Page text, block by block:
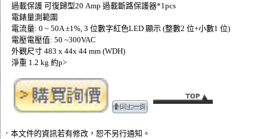
過載保護 可復歸型20 Amp 過載斷路保護器*1pcs
電錶量測範圍
電流量: 0 ~ 50A ±1%, 3 位數字紅色LED 顯示 (整數2 位+小數1 位)
電壓電壓值: 50 ~300VAC
外觀尺寸 483 x 44x 44 mm (WDH)
淨重 1.2 kg 約p>
．本文件的資訊若有修改，恕不另行通知。